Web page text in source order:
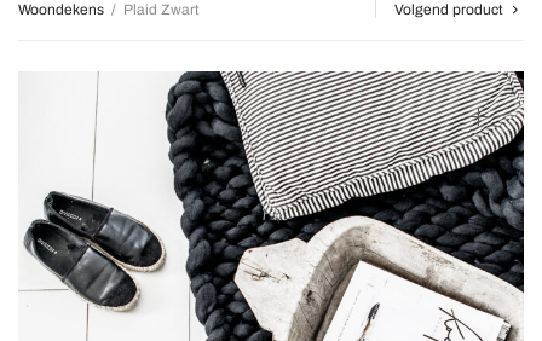
Woondekens / Plaid Zwart
Volgend product